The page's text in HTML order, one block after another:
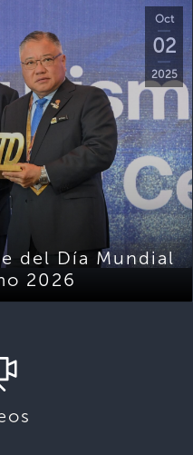
Oct
02
2025
del Día Mundial
2026